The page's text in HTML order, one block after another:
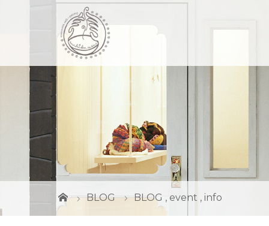
BLOG BLOG , event , info